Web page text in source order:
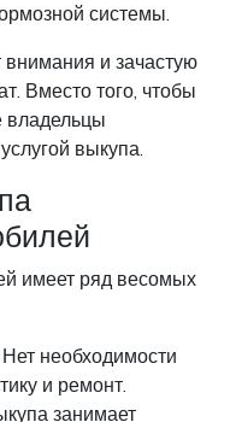
системы.
внимания и зачастую
Вместо того, чтобы
владельцы
выкупа.
имеет ряд весомых
необходимости
и ремонт.
занимает